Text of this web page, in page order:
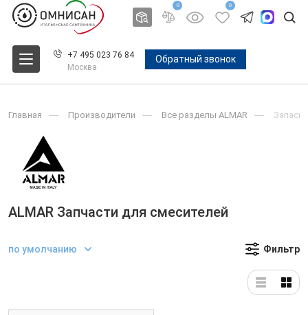
0 0
+7 495 023 76 84
Москва
Обратный звонок
Главная Производители Все разделы ALMAR
ALMAR Запчасти для смесителей
по умолчанию Фильтр